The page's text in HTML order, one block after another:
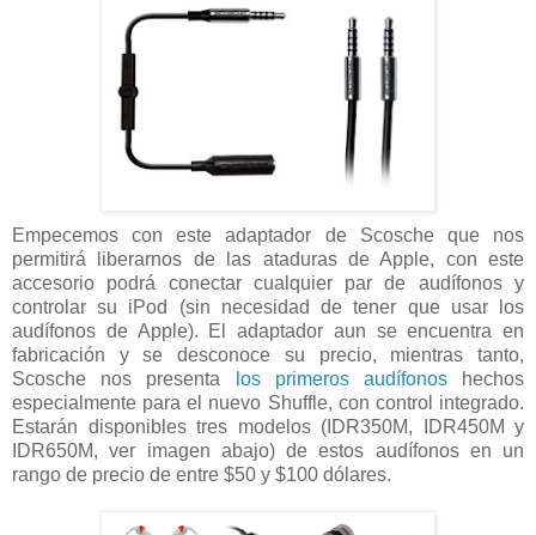
Empecemos con este adaptador de Scosche que nos
permitirá liberarnos de las ataduras de Apple, con este
accesorio podrá conectar cualquier par de audífonos y
controlar su iPod (sin necesidad de tener que usar los
audífonos de Apple). El adaptador aun se encuentra en
fabricación y se desconoce su precio, mientras tanto,
Scosche nos presenta
los primeros audífonoshechos
especialmente para el nuevo Shuffle, con control integrado.
Estarán disponibles tres modelos (IDR350M, IDR450M y
IDR650M, ver imagen abajo) de estos audífonos en un
rango de precio de entre $50 y $100 dólares.